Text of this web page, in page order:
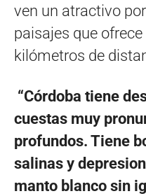
ven un atractivo
paisajes que
kilómetros de
“Córdoba tiene
cuestas muy
profundos. Tiene
salinas y
manto blanco sin